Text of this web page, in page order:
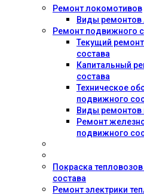
Ремонт локомотивов
Виды
Ремонт подвижного
Текущий
состава
Капитальный
состава
Техническое
подвижного
Виды ремонтов
Ремонт
подвижного
Покраска
состава
Ремонт электрики